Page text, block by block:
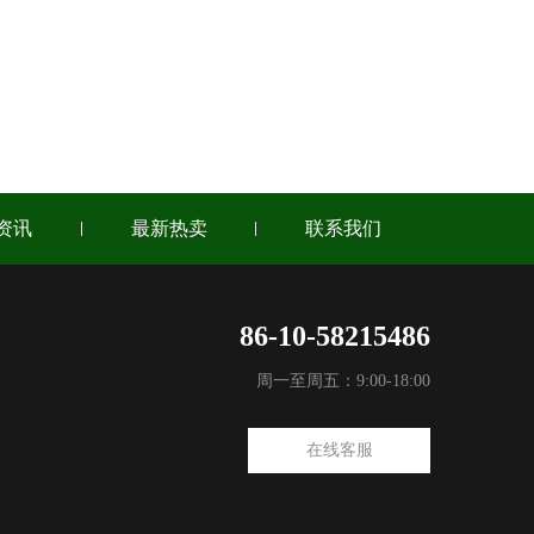
讯 最新热卖 联系我们
86-10-58215486
周一至周五：9:00-18:00
在线客服